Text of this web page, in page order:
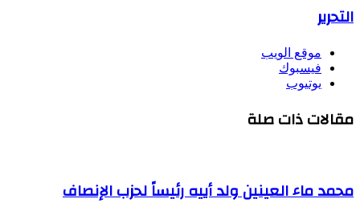
التحرير
موقع الويب
فيسبوك
يوتيوب
مقالات ذات صلة
محمد ماء العينين ولد أييه رئيساً لحزب الإنصاف